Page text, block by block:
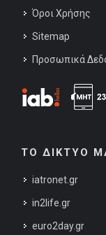
Όροι Χρήσης
Sitemap
Προσωπικά
ΤΟ ΔΙΚΤΥΟ
iatronet.gr
in2life.gr
euro2day.gr